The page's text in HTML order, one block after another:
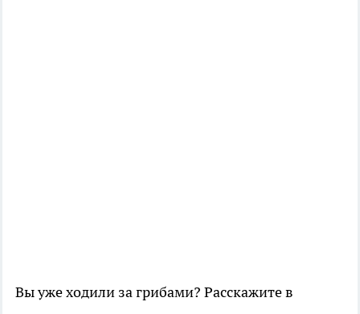
Вы уже ходили за грибами? Расскажите в